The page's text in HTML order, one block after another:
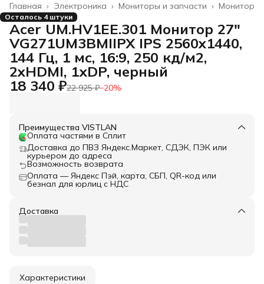
Монитор
Мониторы и запчасти ›
Электроника ›
Главная ›
Осталось 4 штуки
Acer UM.HV1EE.301 Монитор 27"
VG271UM3BMIIPX IPS 2560x1440,
144 Гц, 1 мс, 16:9, 250 кд/м2,
2xHDMI, 1хDP, черный
18 340 ₽22 925 ₽−20%
Преимущества VISTLAN
Оплата частями в Сплит
Доставка до ПВЗ Яндекс.Маркет, СДЭК, ПЭК или
курьером до адреса
Возможность возврата
Оплата — Яндекс Пэй, карта, СБП, QR-код или
безнал для юрлиц с НДС
Доставка
Характеристики